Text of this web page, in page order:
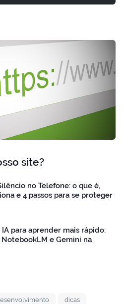
site?
no Telefone: o que é,
e 4 passos para se proteger
IA para aprender mais rápido:
e Gemini na
dicas